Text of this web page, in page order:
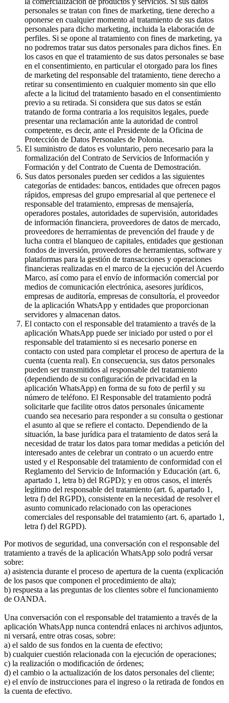
personales se tratan con fines de marketing, tiene derecho a
oponerse en cualquier momento al tratamiento de sus datos
personales para dicho marketing, incluida la elaboración de
perfiles. Si se opone al tratamiento con fines de marketing, ya
no podremos tratar sus datos personales para dichos fines. En
los casos en que el tratamiento de sus datos personales se base
en el consentimiento, en particular el otorgado para los fines
de marketing del responsable del tratamiento, tiene derecho a
retirar su consentimiento en cualquier momento sin que ello
afecte a la licitud del tratamiento basado en el consentimiento
previo a su retirada. Si considera que sus datos se están
tratando de forma contraria a los requisitos legales, puede
presentar una reclamación ante la autoridad de control
competente, es decir, ante el Presidente de la Oficina de
Protección de Datos Personales de Polonia.
El suministro de datos es voluntario, pero necesario para la
formalización del Contrato de Servicios de Información y
Formación y del Contrato de Cuenta de Demostración.
Sus datos personales pueden ser cedidos a las siguientes
categorías de entidades: bancos, entidades que ofrecen pagos
rápidos, empresas del grupo empresarial al que pertenece el
responsable del tratamiento, empresas de mensajería,
operadores postales, autoridades de supervisión, autoridades
de información financiera, proveedores de datos de mercado,
proveedores de herramientas de prevención del fraude y de
lucha contra el blanqueo de capitales, entidades que gestionan
fondos de inversión, proveedores de herramientas, software y
plataformas para la gestión de transacciones y operaciones
financieras realizadas en el marco de la ejecución del Acuerdo
Marco, así como para el envío de información comercial por
medios de comunicación electrónica, asesores jurídicos,
empresas de auditoría, empresas de consultoría, el proveedor
de la aplicación WhatsApp y entidades que proporcionan
servidores y almacenan datos.
El contacto con el responsable del tratamiento a través de la
aplicación WhatsApp puede ser iniciado por usted o por el
responsable del tratamiento si es necesario ponerse en
contacto con usted para completar el proceso de apertura de la
cuenta (cuenta real). En consecuencia, sus datos personales
pueden ser transmitidos al responsable del tratamiento
(dependiendo de su configuración de privacidad en la
aplicación WhatsApp) en forma de su foto de perfil y su
número de teléfono. El Responsable del tratamiento podrá
solicitarle que facilite otros datos personales únicamente
cuando sea necesario para responder a su consulta o gestionar
el asunto al que se refiere el contacto. Dependiendo de la
situación, la base jurídica para el tratamiento de datos será la
necesidad de tratar los datos para tomar medidas a petición del
interesado antes de celebrar un contrato o un acuerdo entre
usted y el Responsable del tratamiento de conformidad con el
Reglamento del Servicio de Información y Educación (art. 6,
apartado 1, letra b) del RGPD); y en otros casos, el interés
legítimo del responsable del tratamiento (art. 6, apartado 1,
letra f) del RGPD), consistente en la necesidad de resolver el
asunto comunicado relacionado con las operaciones
comerciales del responsable del tratamiento (art. 6, apartado 1,
letra f) del RGPD).
Por motivos de seguridad, una conversación con el responsable del
tratamiento a través de la aplicación WhatsApp solo podrá versar
sobre:
a) asistencia durante el proceso de apertura de la cuenta (explicación
de los pasos que componen el procedimiento de alta);
b) respuesta a las preguntas de los clientes sobre el funcionamiento
de OANDA.
Una conversación con el responsable del tratamiento a través de la
aplicación WhatsApp nunca contendrá enlaces ni archivos adjuntos,
ni versará, entre otras cosas, sobre:
a) el saldo de sus fondos en la cuenta de efectivo;
b) cualquier cuestión relacionada con la ejecución de operaciones;
c) la realización o modificación de órdenes;
d) el cambio o la actualización de los datos personales del cliente;
e) el envío de instrucciones para el ingreso o la retirada de fondos en
la cuenta de efectivo.